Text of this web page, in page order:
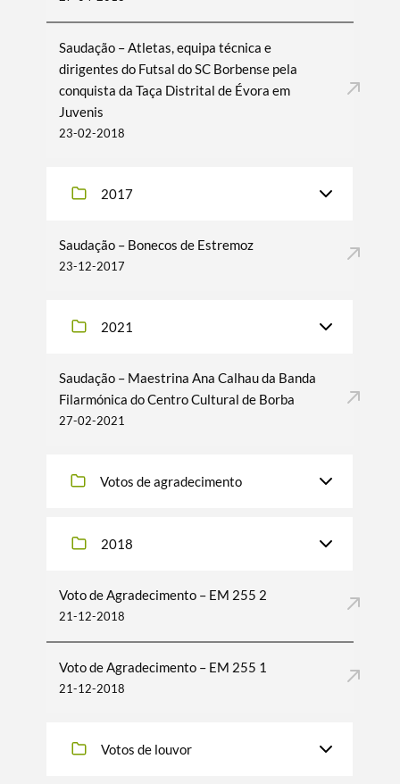
Saudação – Atletas, equipa técnica e
dirigentes do Futsal do SC Borbense pela
conquista da Taça Distrital de Évora em
Juvenis
23-02-2018
2017
Saudação – Bonecos de Estremoz
23-12-2017
2021
Saudação – Maestrina Ana Calhau da Banda
Filarmónica do Centro Cultural de Borba
27-02-2021
Votos de agradecimento
2018
Voto de Agradecimento – EM 255 2
21-12-2018
Voto de Agradecimento – EM 255 1
21-12-2018
Votos de louvor